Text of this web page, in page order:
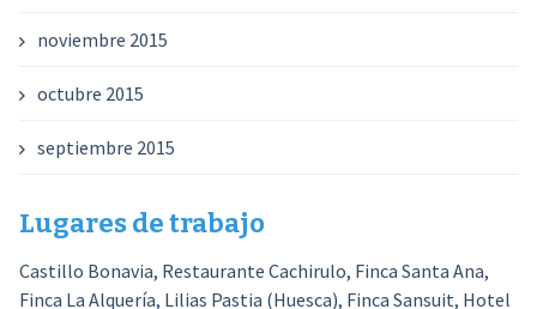
noviembre 2015
octubre 2015
septiembre 2015
Lugares de trabajo
Castillo Bonavia, Restaurante Cachirulo, Finca Santa Ana,
Finca La Alquería, Lilias Pastia (Huesca), Finca Sansuit, Hotel